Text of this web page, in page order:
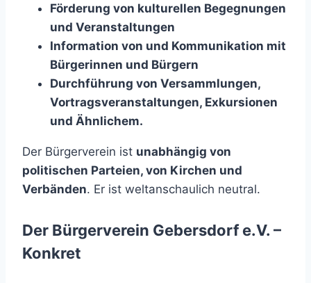
Förderung von kulturellen Begegnungen
und Veranstaltungen
Information von und Kommunikation mit
Bürgerinnen und Bürgern
Durchführung von Versammlungen,
Vortragsveranstaltungen, Exkursionen
und Ähnlichem.
Der Bürgerverein ist unabhängig von
politischen Parteien, von Kirchen und
Verbänden. Er ist weltanschaulich neutral.
Der Bürgerverein Gebersdorf e.V. –
Konkret